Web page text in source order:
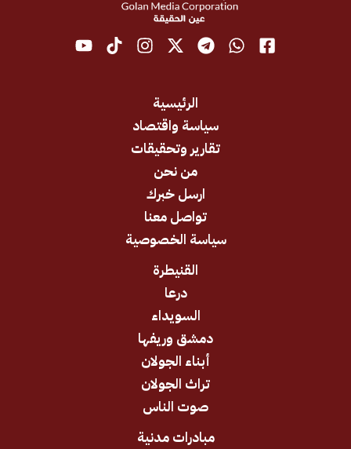
سياسة واقتصاد
تقارير وتحقيقات
ارسل خبرك
تواصل معنا
سياسة الخصوصية
دمشق وريفها
أبناء الجولان
تراث الجولان
صوت الناس
مبادرات مدنية